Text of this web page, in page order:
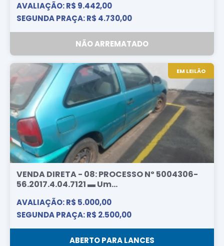
AVALIAÇÃO: R$ 9.442,00
SEGUNDA PRAÇA: R$ 4.730,00
NÃO ARREMATADO
EM LEILÃO
VENDA DIRETA - 08: PROCESSO Nº 5004306-
56.2017.4.04.7121 ▬ Um...
AVALIAÇÃO: R$ 5.000,00
SEGUNDA PRAÇA: R$ 2.500,00
ABERTO PARA LANCES